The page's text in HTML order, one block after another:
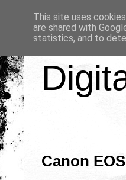
Canon
This site uses
are shared with
statistics, and to